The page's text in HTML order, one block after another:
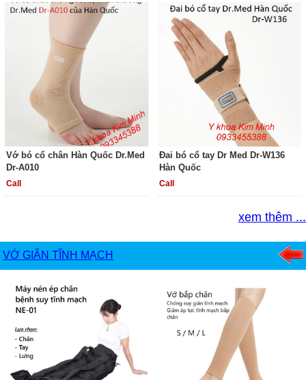
Vớ bó cổ chân Hàn Quốc Dr.Med
Dr-A010
Call
Đai bó cổ tay Dr Med Dr-W136
Hàn Quốc
Call
xem thêm ...
VỚ GIÃN TĨNH MẠCH